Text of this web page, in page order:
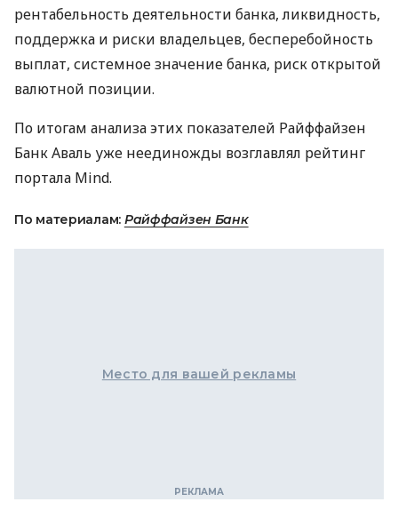
рентабельность деятельности банка, ликвидность,
поддержка и риски владельцев, бесперебойность
выплат, системное значение банка, риск открытой
валютной позиции.
По итогам анализа этих показателей Райффайзен
Банк Аваль уже неединожды возглавлял рейтинг
портала Mind.
По материалам: Райффайзен Банк
Место для вашей рекламы